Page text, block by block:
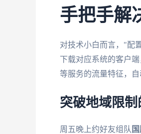
手把手解
对技术小白而言，"配
下载对应系统的客户
等服务的流量特征，
突破地域限
周五晚上约好友组队